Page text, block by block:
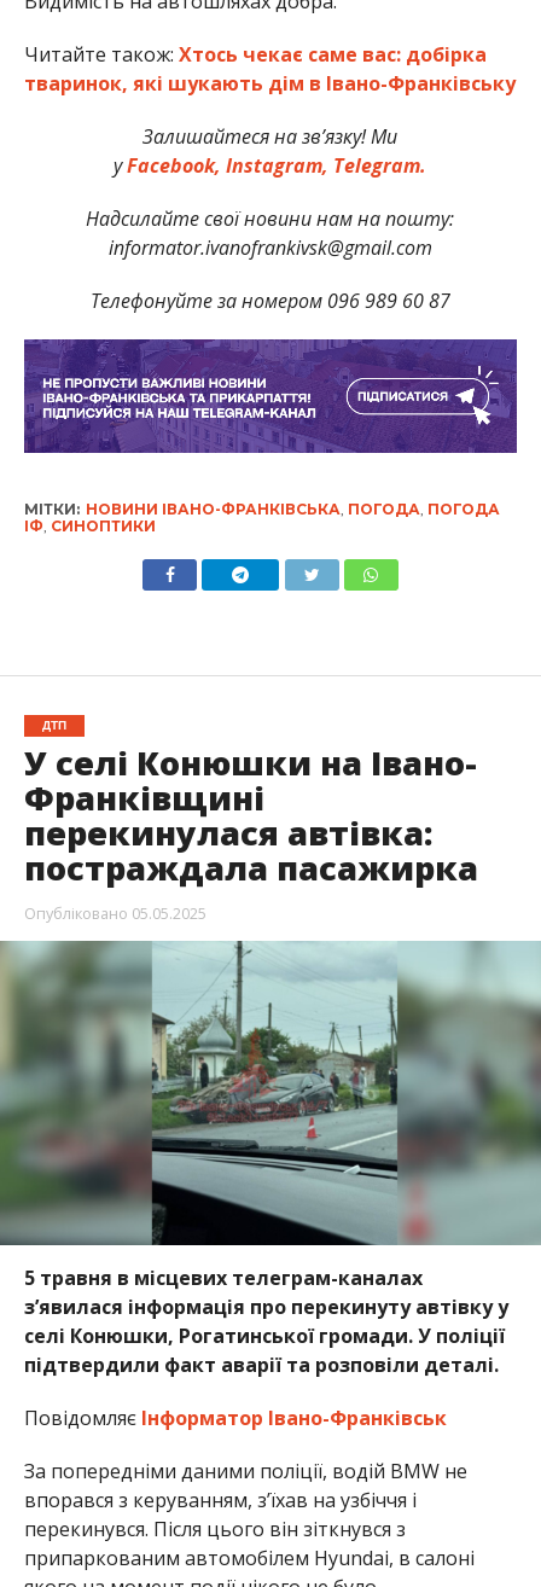
Читайте також: Хтось чекає саме вас: добірка
тваринок, які шукають дім в Івано-Франківську
Залишайтеся на зв’язку! Ми
уFacebook, Instagram, Telegram.
Надсилайте свої новини нам на пошту:
informator.ivanofrankivsk@gmail.com
Телефонуйте за номером 096 989 60 87
МІТКИ: НОВИНИ ІВАНО-ФРАНКІВСЬКА ПОГОДА ПОГОДА
ІФ СИНОПТИКИ
ДТП
У селі Конюшки на Івано-
Франківщині
перекинулася автівка:
постраждала пасажирка
Опубліковано 05.05.2025
5 травня в місцевих телеграм-каналах
з’явилася інформація про перекинуту автівку у
селі Конюшки, Рогатинської громади. У поліції
підтвердили факт аварії та розповіли деталі.
Повідомляє Інформатор Івано-Франківськ
За попередніми даними поліції, водій BMW не
впорався з керуванням, з’їхав на узбіччя і
перекинувся. Після цього він зіткнувся з
припаркованим автомобілем Hyundai, в салоні